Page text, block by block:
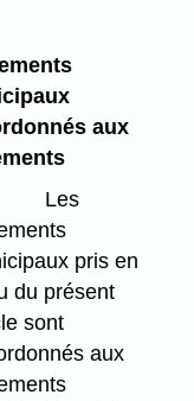
aux
Les
pris en
du présent
sont
aux